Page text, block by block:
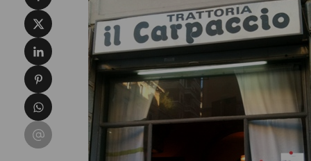
Condividi su X
Condividi su LinkedIn
Condividi su Pinterest
Condividi su WhatsApp
Condividi su Email